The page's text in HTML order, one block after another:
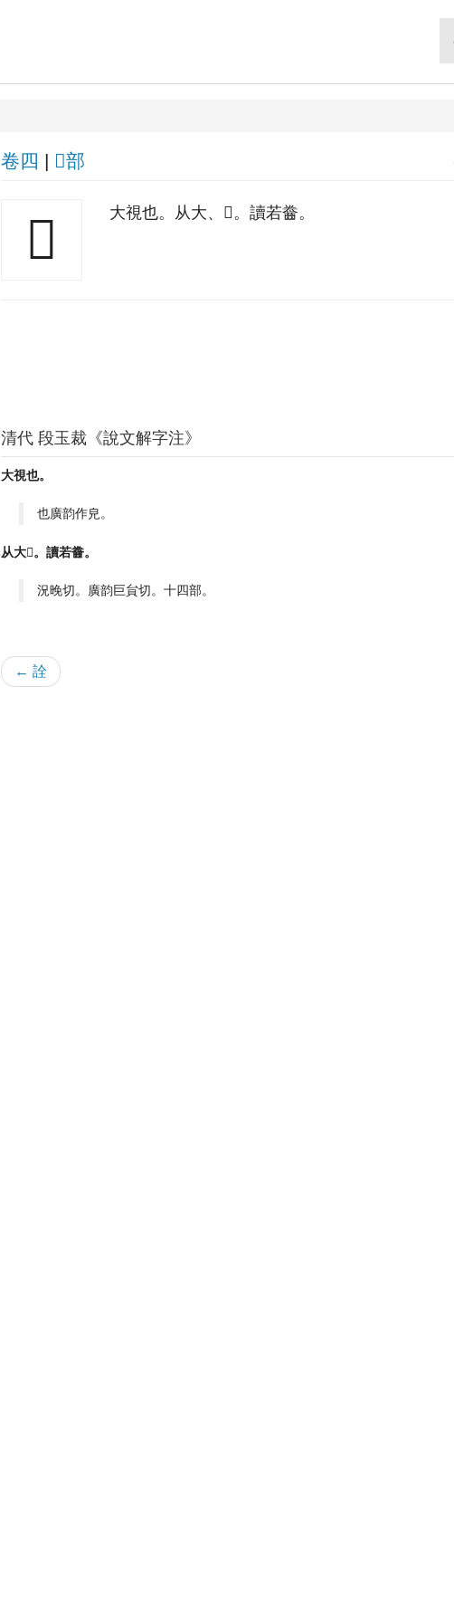
卷四 | 𡕥部
𡙋 大視也。从大、𡕥。讀若齤。
清代 段玉裁《說文解字注》
大視也。
也廣韵作皃。
从大𥄎。讀若齤。
況晚切。廣韵巨貟切。十四部。
← 詮